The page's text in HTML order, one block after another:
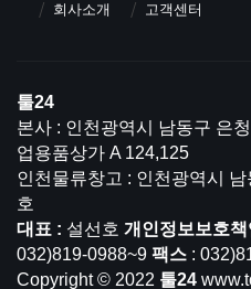
회사소개 고객센터
툴24
본사 : 인천광역시 남동구 은
업용품상가 A 124,125
인천물류창고 : 인천광역시
호
대표 : 설선호 개인정보보호책
032)819-0988~9 팩스 :
Copyright © 2022 툴24